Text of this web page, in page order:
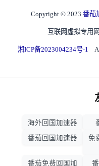
Copyright © 2023 番茄
互联网虚拟专用
湘ICP备2023004234号-1
海外回国加速器
番茄回国加速器
免
番茄免费回国加